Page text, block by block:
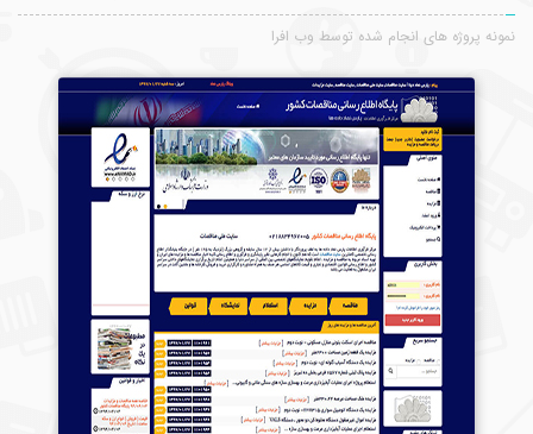
نمونه پروژه های انجام شده توسط وب افرا